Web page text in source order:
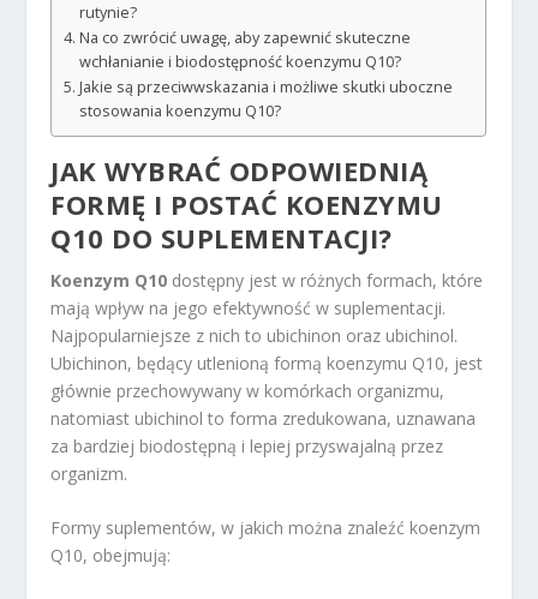
rutynie?
Na co zwrócić uwagę, aby zapewnić skuteczne
wchłanianie i biodostępność koenzymu Q10?
Jakie są przeciwwskazania i możliwe skutki uboczne
stosowania koenzymu Q10?
JAK WYBRAĆ ODPOWIEDNIĄ
FORMĘ I POSTAĆ KOENZYMU
Q10 DO SUPLEMENTACJI?
Koenzym Q10 dostępny jest w różnych formach, które
mają wpływ na jego efektywność w suplementacji.
Najpopularniejsze z nich to ubichinon oraz ubichinol.
Ubichinon, będący utlenioną formą koenzymu Q10, jest
głównie przechowywany w komórkach organizmu,
natomiast ubichinol to forma zredukowana, uznawana
za bardziej biodostępną i lepiej przyswajalną przez
organizm.
Formy suplementów, w jakich można znaleźć koenzym
Q10, obejmują: